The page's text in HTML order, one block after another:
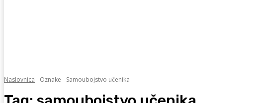
Naslovnica Oznake Samoubojstvo učenika